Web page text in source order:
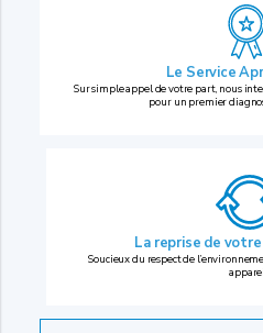
Le Service
Sur simple appel de votre part, nous
pour un premier
La reprise de
Soucieux du respect de